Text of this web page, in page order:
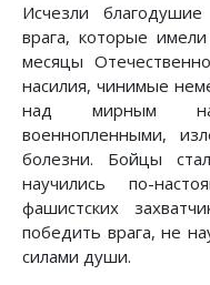
Исчезли
врага, которые
месяцы
насилия, чинимые
над мирным
военнопленными,
болезни. Бойцы
научились по-
фашистских
победить врага, не
силами души.